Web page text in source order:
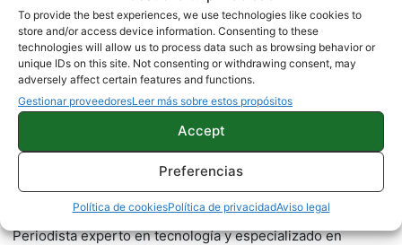
To provide the best experiences, we use technologies like cookies to
store and/or access device information. Consenting to these
technologies will allow us to process data such as browsing behavior or
unique IDs on this site. Not consenting or withdrawing consent, may
adversely affect certain features and functions.
Gestionar proveedoresLeer más sobre estos propósitos
Accept
Preferencias
Política de cookiesPolítica de privacidadAviso legal
Jesús González
1500 artículos publicados en ProAndroid desde 2020.
Periodista experto en tecnología y especializado en